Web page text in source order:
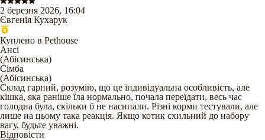
2 березня 2026, 16:04
Євгенія Кухарук
Куплено в Pethouse
Ансі
(Абісинська)
Сімба
(Абісинська)
Склад гарний, розумію, що це індивідуальна особливість, але
кішка, яка раніше їла нормально, почала переїдати, весь час
голодна була, скільки б не насипали. Різні корми тестували, але
лише на цьому така реакція. Якщо котик схильний до набору
вагу, будьте уважні.
Відповісти